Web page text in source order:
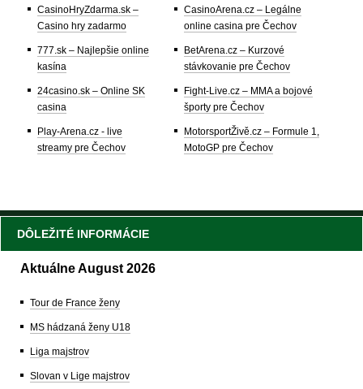
CasinoHryZdarma.sk –
Casino hry zadarmo
777.sk – Najlepšie online
kasína
24casino.sk – Online SK
casina
Play-Arena.cz - live
streamy pre Čechov
CasinoArena.cz – Legálne
online casina pre Čechov
BetArena.cz – Kurzové
stávkovanie pre Čechov
Fight-Live.cz – MMA a bojové
športy pre Čechov
MotorsportŽivě.cz – Formule 1,
MotoGP pre Čechov
DÔLEŽITÉ INFORMÁCIE
Aktuálne August 2026
Tour de France ženy
MS hádzaná ženy U18
Liga majstrov
Slovan v Lige majstrov